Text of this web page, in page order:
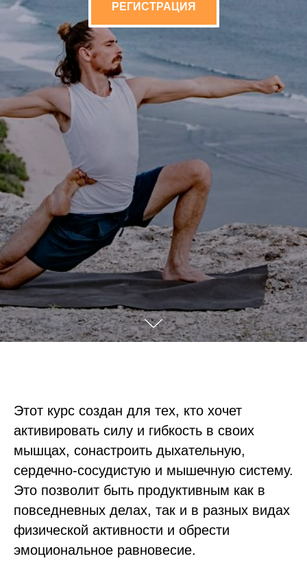
РЕГИСТРАЦИЯ
Этот курс создан для тех, кто хочет
активировать силу и гибкость в своих
мышцах, сонастроить дыхательную,
сердечно-сосудистую и мышечную систему.
Это позволит быть продуктивным как в
повседневных делах, так и в разных видах
физической активности и обрести
эмоциональное равновесие.